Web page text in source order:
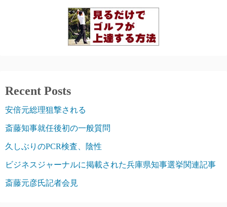
Recent Posts
安倍元総理狙撃される
斎藤知事就任後初の一般質問
久しぶりのPCR検査、陰性
ビジネスジャーナルに掲載された兵庫県知事選挙関連記事
斎藤元彦氏記者会見